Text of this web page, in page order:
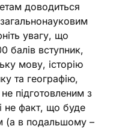
доводиться
увагу, що
балів вступник,
мову, історію
та географію,
підготовленим з
і не факт, що буде
(а в подальшому –